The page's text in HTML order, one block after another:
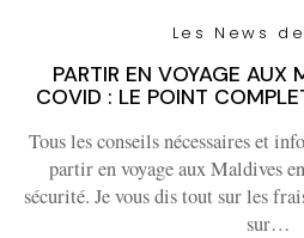
Les News
PARTIR EN VOYAGE AUX
COVID : LE POINT
Tous les conseils nécessaires et
partir en voyage aux Maldives
sécurité. Je vous dis tout sur les
sur…